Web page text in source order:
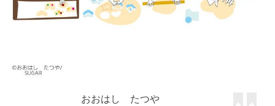
おおはし たつや